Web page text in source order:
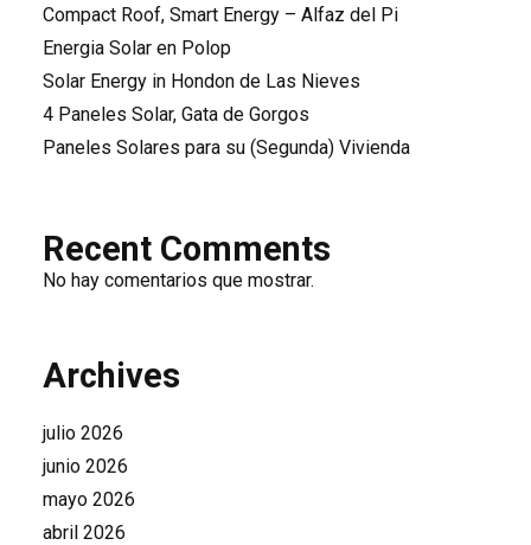
Compact Roof, Smart Energy – Alfaz del Pi
Energia Solar en Polop
Solar Energy in Hondon de Las Nieves
4 Paneles Solar, Gata de Gorgos
Paneles Solares para su (Segunda) Vivienda
Recent Comments
No hay comentarios que mostrar.
Archives
julio 2026
junio 2026
mayo 2026
abril 2026